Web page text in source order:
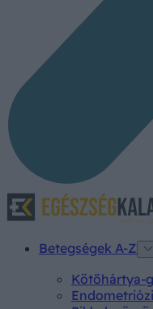
Betegségek A-Z
Kötőhártya-